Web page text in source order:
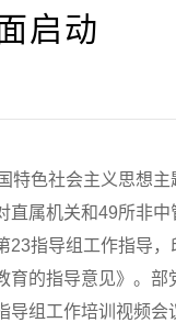
启动
色社会主义思想主
属机关和49所非
指导组工作指导
的指导意见》。
组工作培训视频